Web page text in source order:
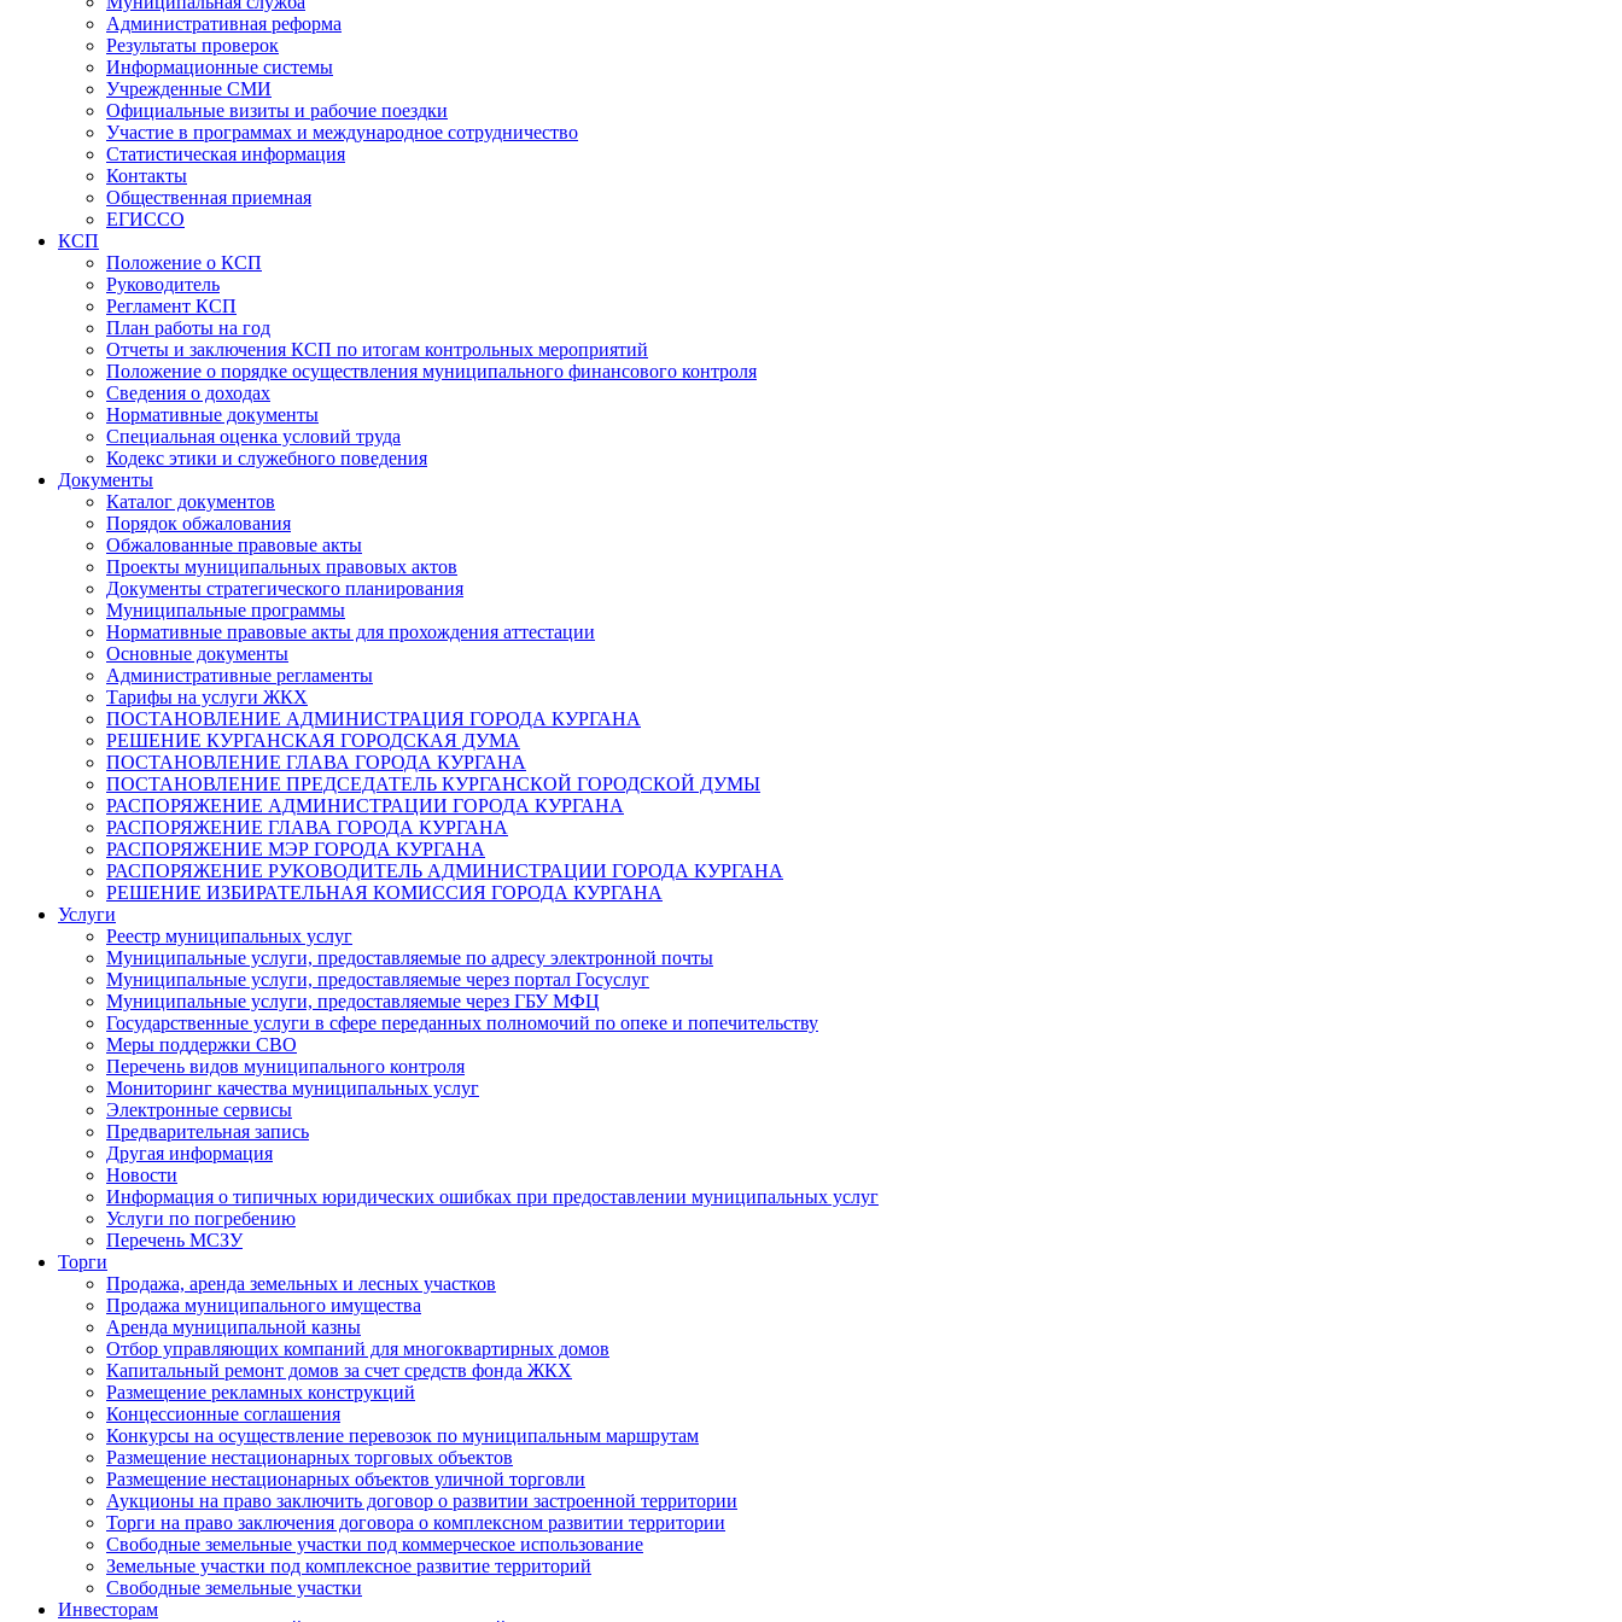
Административная реформа
Результаты проверок
Информационные системы
Учрежденные СМИ
Официальные визиты и рабочие поездки
Участие в программах и международное сотрудничество
Статистическая информация
Контакты
Общественная приемная
ЕГИССО
КСП
Положение о КСП
Руководитель
Регламент КСП
План работы на год
Отчеты и заключения КСП по итогам контрольных мероприятий
Положение о порядке осуществления муниципального финансового контроля
Сведения о доходах
Нормативные документы
Специальная оценка условий труда
Кодекс этики и служебного поведения
Документы
Каталог документов
Порядок обжалования
Обжалованные правовые акты
Проекты муниципальных правовых актов
Документы стратегического планирования
Муниципальные программы
Нормативные правовые акты для прохождения аттестации
Основные документы
Административные регламенты
Тарифы на услуги ЖКХ
ПОСТАНОВЛЕНИЕ АДМИНИСТРАЦИЯ ГОРОДА КУРГАНА
РЕШЕНИЕ КУРГАНСКАЯ ГОРОДСКАЯ ДУМА
ПОСТАНОВЛЕНИЕ ГЛАВА ГОРОДА КУРГАНА
ПОСТАНОВЛЕНИЕ ПРЕДСЕДАТЕЛЬ КУРГАНСКОЙ ГОРОДСКОЙ ДУМЫ
РАСПОРЯЖЕНИЕ АДМИНИСТРАЦИИ ГОРОДА КУРГАНА
РАСПОРЯЖЕНИЕ ГЛАВА ГОРОДА КУРГАНА
РАСПОРЯЖЕНИЕ МЭР ГОРОДА КУРГАНА
РАСПОРЯЖЕНИЕ РУКОВОДИТЕЛЬ АДМИНИСТРАЦИИ ГОРОДА КУРГАНА
РЕШЕНИЕ ИЗБИРАТЕЛЬНАЯ КОМИССИЯ ГОРОДА КУРГАНА
Услуги
Реестр муниципальных услуг
Муниципальные услуги, предоставляемые по адресу электронной почты
Муниципальные услуги, предоставляемые через портал Госуслуг
Муниципальные услуги, предоставляемые через ГБУ МФЦ
Государственные услуги в сфере переданных полномочий по опеке и попечительству
Меры поддержки СВО
Перечень видов муниципального контроля
Мониторинг качества муниципальных услуг
Электронные сервисы
Предварительная запись
Другая информация
Новости
Информация о типичных юридических ошибках при предоставлении муниципальных услуг
Услуги по погребению
Перечень МСЗУ
Торги
Продажа, аренда земельных и лесных участков
Продажа муниципального имущества
Аренда муниципальной казны
Отбор управляющих компаний для многоквартирных домов
Капитальный ремонт домов за счет средств фонда ЖКХ
Размещение рекламных конструкций
Концессионные соглашения
Конкурсы на осуществление перевозок по муниципальным маршрутам
Размещение нестационарных торговых объектов
Размещение нестационарных объектов уличной торговли
Аукционы на право заключить договор о развитии застроенной территории
Торги на право заключения договора о комплексном развитии территории
Свободные земельные участки под коммерческое использование
Земельные участки под комплексное развитие территорий
Свободные земельные участки
Инвесторам